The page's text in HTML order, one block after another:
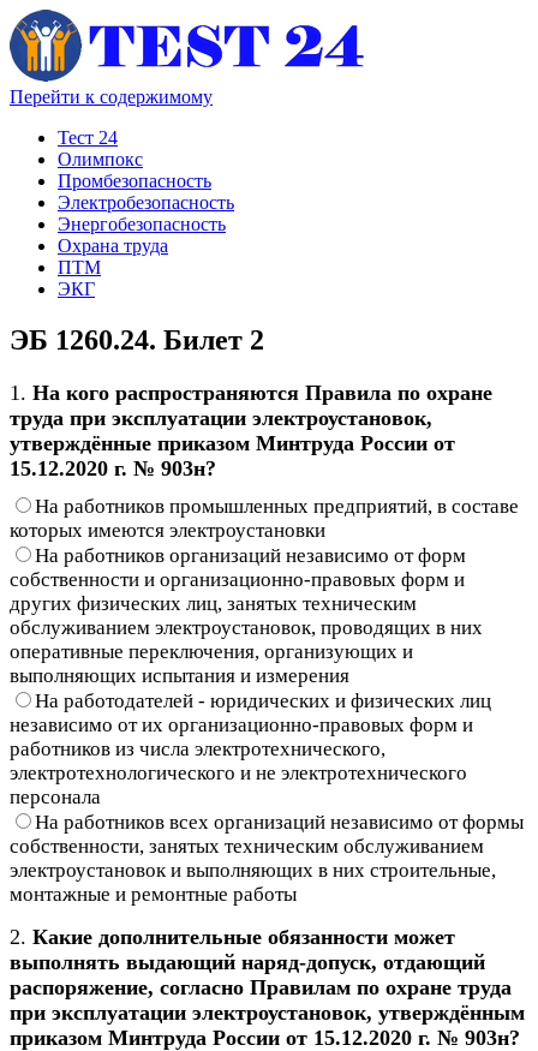
Перейти к содержимому
Тест 24
Олимпокс
Промбезопасность
Электробезопасность
Энергобезопасность
Охрана труда
ПТМ
ЭКГ
ЭБ 1260.24. Билет 2
1. На кого распространяются Правила по охране
труда при эксплуатации электроустановок,
утверждённые приказом Минтруда России от
15.12.2020 г. № 903н?
На работников промышленных предприятий, в составе
которых имеются электроустановки
На работников организаций независимо от форм
собственности и организационно-правовых форм и
других физических лиц, занятых техническим
обслуживанием электроустановок, проводящих в них
оперативные переключения, организующих и
выполняющих испытания и измерения
На работодателей - юридических и физических лиц
независимо от их организационно-правовых форм и
работников из числа электротехнического,
электротехнологического и не электротехнического
персонала
На работников всех организаций независимо от формы
собственности, занятых техническим обслуживанием
электроустановок и выполняющих в них строительные,
монтажные и ремонтные работы
2. Какие дополнительные обязанности может
выполнять выдающий наряд-допуск, отдающий
распоряжение, согласно Правилам по охране труда
при эксплуатации электроустановок, утверждённым
приказом Минтруда России от 15.12.2020 г. № 903н?